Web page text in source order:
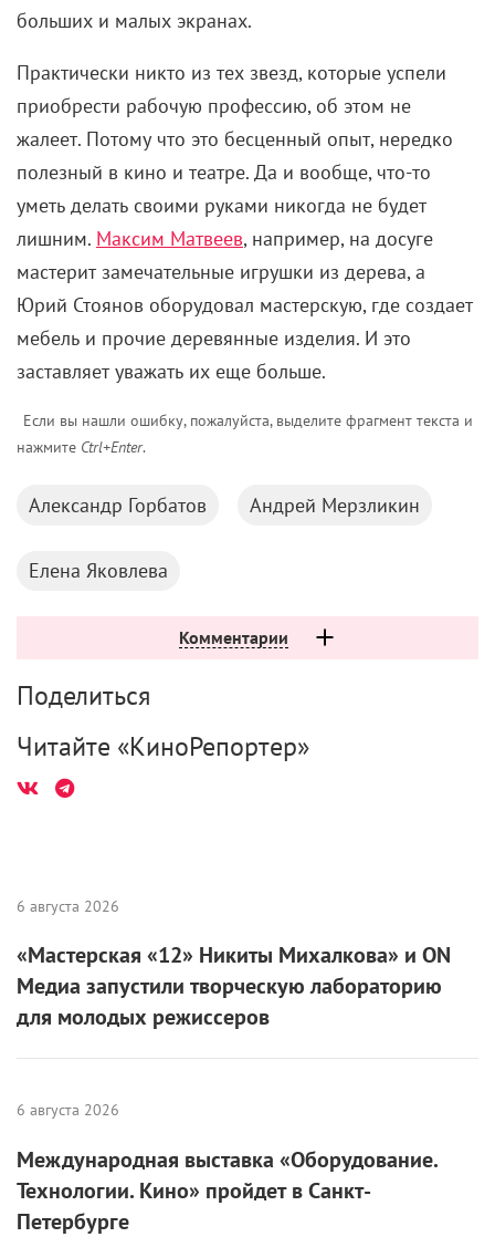
больших и малых экранах.
Практически никто из тех звезд, которые успели
приобрести рабочую профессию, об этом не
жалеет. Потому что это бесценный опыт, нередко
полезный в кино и театре. Да и вообще, что-то
уметь делать своими руками никогда не будет
лишним. Максим Матвеев, например, на досуге
мастерит замечательные игрушки из дерева, а
Юрий Стоянов оборудовал мастерскую, где создает
мебель и прочие деревянные изделия. И это
заставляет уважать их еще больше.
Если вы нашли ошибку, пожалуйста, выделите фрагмент текста и
нажмите Ctrl+Enter.
Александр Горбатов Андрей Мерзликин
Елена Яковлева
Комментарии
Поделиться
Читайте «КиноРепортер»
6 августа 2026
«Мастерская «12» Никиты Михалкова» и ON
Медиа запустили творческую лабораторию
для молодых режиссеров
6 августа 2026
Международная выставка «Оборудование.
Технологии. Кино» пройдет в Санкт-
Петербурге